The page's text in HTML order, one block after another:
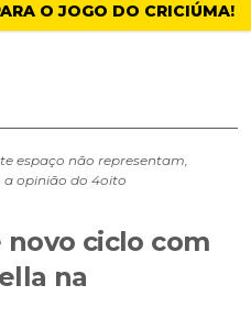
O JOGO DO CRICIÚMA!
espaço não representam,
a opinião do 4oito
novo ciclo com
na